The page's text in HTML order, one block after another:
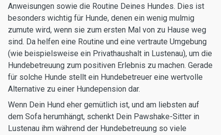
Anweisungen sowie die Routine Deines Hundes. Dies ist
besonders wichtig für Hunde, denen ein wenig mulmig
zumute wird, wenn sie zum ersten Mal von zu Hause weg
sind. Da helfen eine Routine und eine vertraute Umgebung
(wie beispielsweise ein Privathaushalt in Lustenau), um die
Hundebetreuung zum positiven Erlebnis zu machen. Gerade
für solche Hunde stellt ein Hundebetreuer eine wertvolle
Alternative zu einer Hundepension dar.
Wenn Dein Hund eher gemütlich ist, und am liebsten auf
dem Sofa herumhängt, schenkt Dein Pawshake-Sitter in
Lustenau ihm während der Hundebetreuung so viele